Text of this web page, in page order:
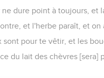
ne dure point à toujours, et
et l'herbe paraît, et on
sont pour te vêtir, et les
du lait des chèvres